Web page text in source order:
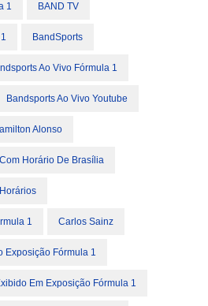
1 BAND TV
BandSports
Ao Vivo Fórmula 1
Bandsports Ao Vivo Youtube
Alonso
Horário De Brasília
1 Carlos Sainz
Exposição Fórmula 1
Em Exposição Fórmula 1